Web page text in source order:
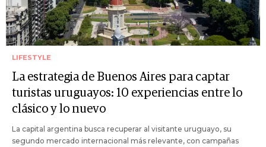
LIFESTYLE
La estrategia de Buenos Aires para captar
turistas uruguayos: 10 experiencias entre lo
clásico y lo nuevo
La capital argentina busca recuperar al visitante uruguayo, su
segundo mercado internacional más relevante, con campañas